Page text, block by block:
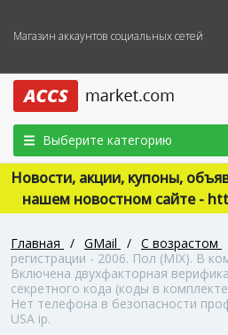
Магазин аккаунтов социальных сетей
Выберите категорию
Новости, акции, купоны,
нашем новостном сайте -
Главная / GMail / С возрастом
регистрации - 2006. Пол (MIX). В
Включена двухфакторная
секретного кода (коды в
Нет телефона в безопасности
USA ip.